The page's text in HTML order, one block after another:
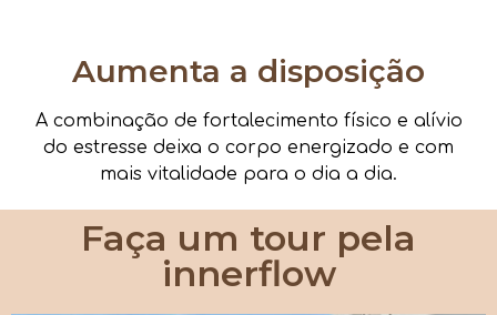
Aumenta a disposição
A combinação de fortalecimento físico e alívio
do estresse deixa o corpo energizado e com
mais vitalidade para o dia a dia.
Faça um tour pela
innerflow